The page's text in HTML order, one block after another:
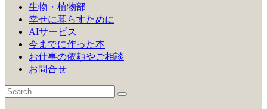
生物・植物部
幸せに暮らすために
AIサービス
今までに作った本
お仕事の依頼やご相談
お問合せ